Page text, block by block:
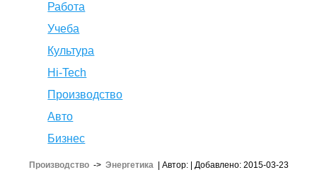
Работа
Учеба
Культура
Hi-Tech
Производство
Авто
Бизнес
Производство-> Энергетика| Автор: | Добавлено: 2015-03-23